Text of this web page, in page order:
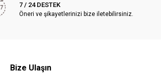
7 / 24 DESTEK
Öneri ve şikayetlerinizi bize iletebilirsiniz.
Bize Ulaşın